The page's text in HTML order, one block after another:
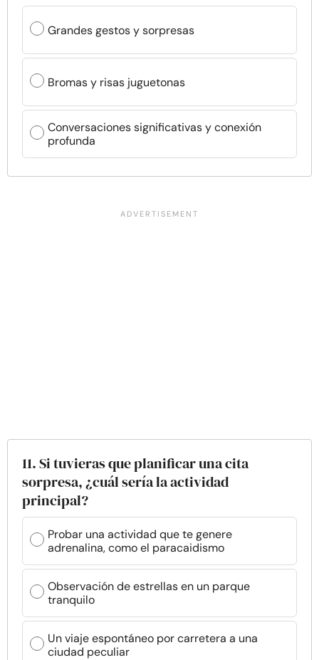
Grandes gestos y sorpresas
Bromas y risas juguetonas
Conversaciones significativas y conexión
profunda
11. Si tuvieras que planificar una cita
sorpresa, ¿cuál sería la actividad
principal?
Probar una actividad que te genere
adrenalina, como el paracaidismo
Observación de estrellas en un parque
tranquilo
Un viaje espontáneo por carretera a una
ciudad peculiar